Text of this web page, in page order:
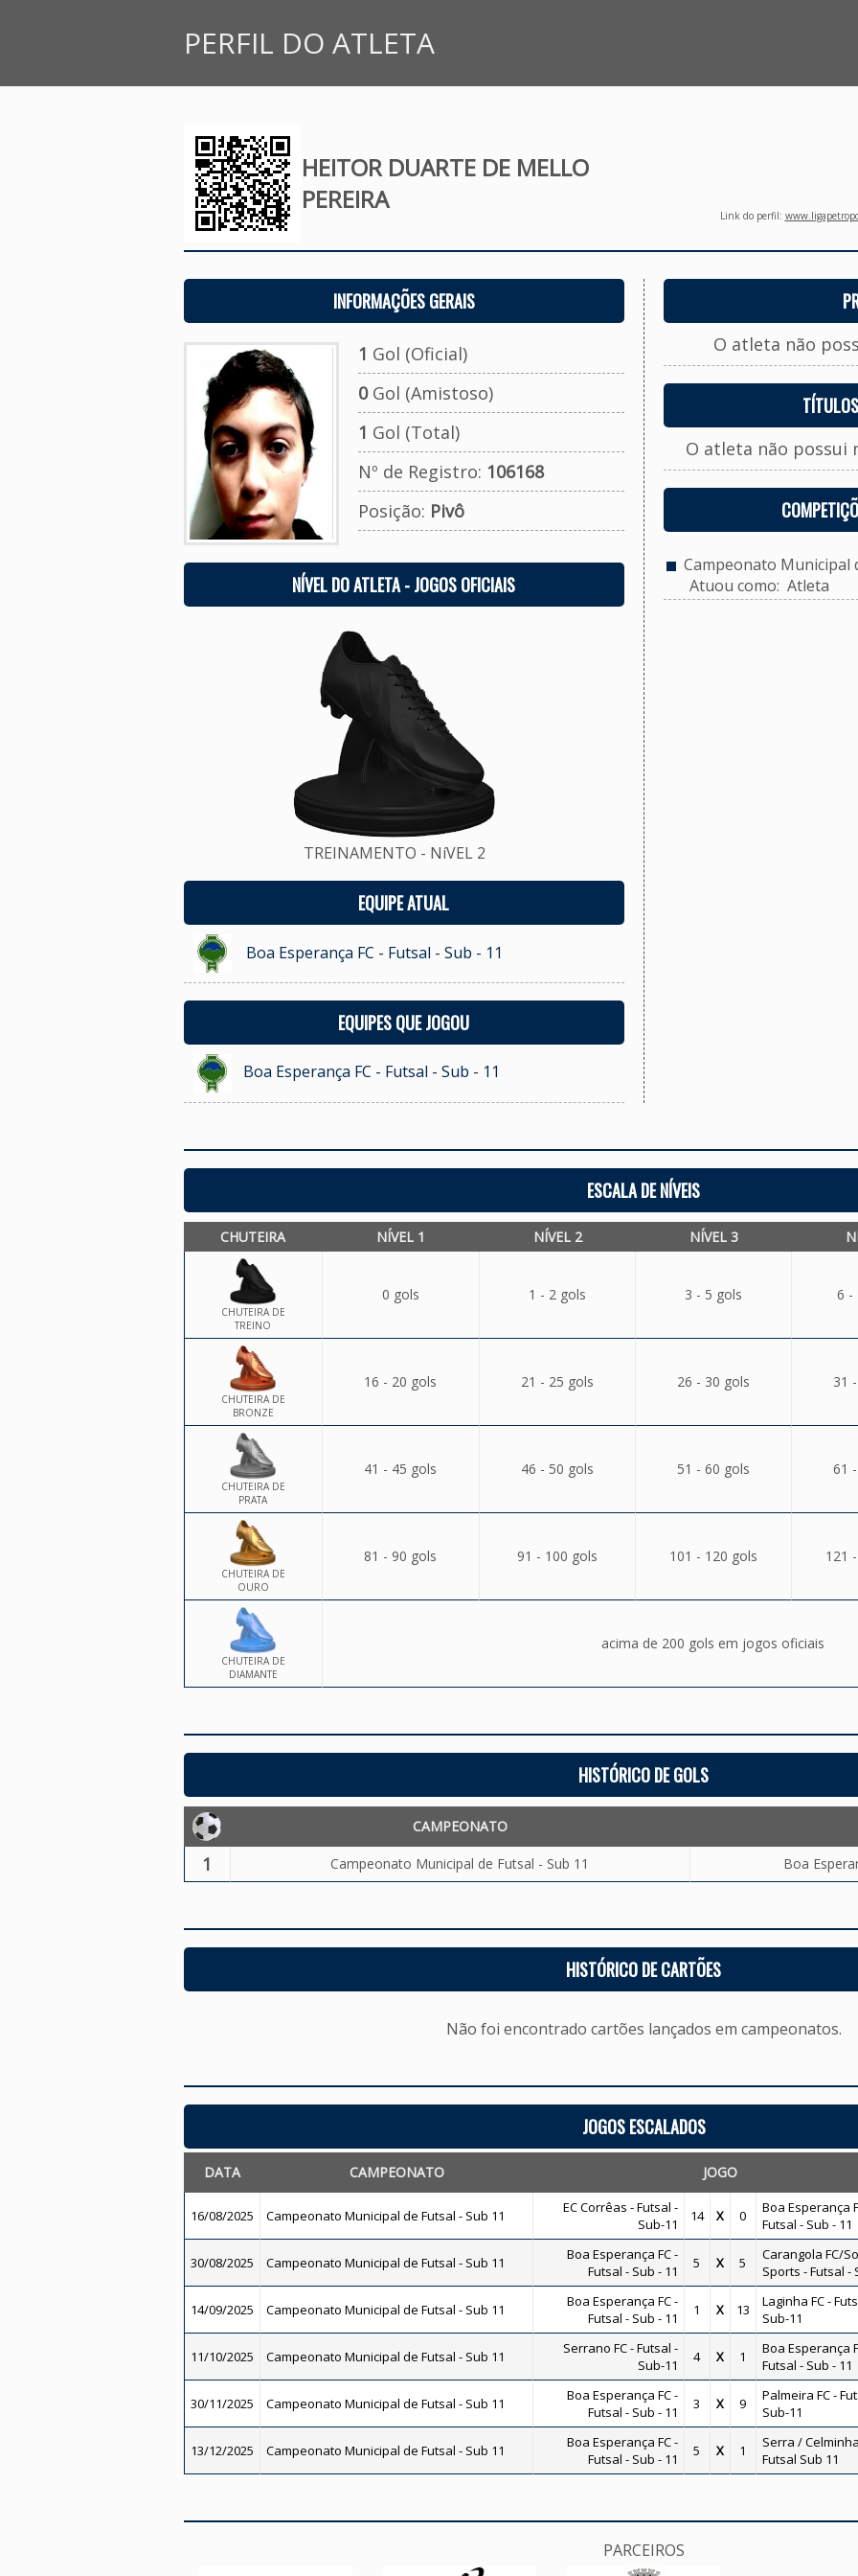
PERFIL DO ATLETA
HEITOR DUARTE DE MELLO
PEREIRA
Link do perfil:
INFORMAÇÕES GERAIS
1 Gol (Oficial)
0Gol (Amistoso)
1 Gol (Total)
Nº de Registro: 106168
Posição: Pivô
NÍVEL DO ATLETA - JOGOS OFICIAIS
TREINAMENTO - NíVEL 2
EQUIPE ATUAL
Boa Esperança FC - Futsal - Sub - 11
EQUIPES QUE JOGOU
Boa Esperança FC - Futsal - Sub - 11
O atleta não
O atleta não possui
Campeonato Municipal
Atuou como: Atleta
ESCALA DE NÍVEIS
CHUTEIRA NÍVEL 1 NÍVEL 2 NÍVEL 3
CHUTEIRA DE
TREINO
0 gols 1 - 2 gols 3 - 5 gols 6 -
CHUTEIRA DE
BRONZE
16 - 20 gols 21 - 25 gols 26 - 30 gols 31
CHUTEIRA DE
PRATA
41 - 45 gols 46 - 50 gols 51 - 60 gols 61
CHUTEIRA DE
OURO
81 - 90 gols 91 - 100 gols 101 - 120 gols 121
CHUTEIRA DE
DIAMANTE
acima de 200 gols em jogos oficiais
HISTÓRICO DE GOLS
CAMPEONATO
1 Campeonato Municipal de Futsal - Sub 11 Boa
HISTÓRICO DE CARTÕES
Não foi encontrado cartões lançados em campeonatos.
JOGOS ESCALADOS
DATA CAMPEONATO JOGO
16/08/2025 Campeonato Municipal de Futsal - Sub 11
EC Corrêas - Futsal -
Sub-11
14 X 0
Boa Esperança
Futsal - Sub - 11
30/08/2025 Campeonato Municipal de Futsal - Sub 11
Boa Esperança FC -
Futsal - Sub - 11
5 X 5
Carangola FC/
Sports - Futsal -
14/09/2025 Campeonato Municipal de Futsal - Sub 11
Boa Esperança FC -
Futsal - Sub - 11
1 X 13
Laginha FC -
Sub-11
11/10/2025 Campeonato Municipal de Futsal - Sub 11
Serrano FC - Futsal -
Sub-11
4 X 1
Boa Esperança
Futsal - Sub - 11
30/11/2025 Campeonato Municipal de Futsal - Sub 11
Boa Esperança FC -
Futsal - Sub - 11
3 X 9
Palmeira FC -
Sub-11
13/12/2025 Campeonato Municipal de Futsal - Sub 11
Boa Esperança FC -
Futsal - Sub - 11
5 X 1
Serra /
Futsal Sub 11
PARCEIROS